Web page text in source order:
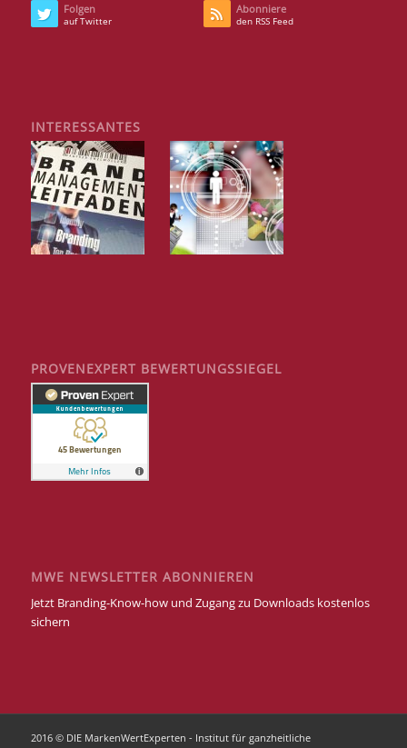
Folgen
auf Twitter
Abonniere
den RSS Feed
INTERESSANTES
PROVENEXPERT BEWERTUNGSSIEGEL
MWE NEWSLETTER ABONNIEREN
Jetzt Branding-Know-how und Zugang zu Downloads kostenlos
sichern
2016 © DIE MarkenWertExperten - Institut für ganzheitliche